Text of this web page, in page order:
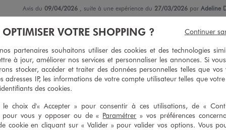
Avis du 09/04/2026 , suite à une expérience du 27/03/2026 par Adeline
5/ 5
Avis vérifié et récompensé
pull très beau et bonne matiere
je l'ai eu a un prix très interssant
confortable
Avis du 31/03/2026 , suite à une expérience du16/03/2026 parNadia C.
OPTIMISER VOTRE SHOPPING ?
partenaires souhaitons utiliser des cookies et des technologies
à jour, améliorer nos services et personnaliser les annonces. Si
stocker, accéder et traiter des données personnelles telles que vos
adresses IP, les informations de votre compte utilisateur telles que
des cookies.
le choix d'« Accepter » pour consentir à ces utilisations, de «
pour vous y opposer ou de « Paramétrer » vos préférences
cookie en cliquant sur « Valider » pour valider vos options. Vous
Continuer